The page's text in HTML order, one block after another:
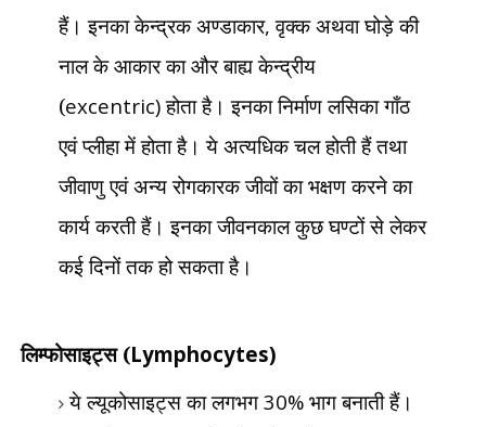
हैं। इनका केन्द्रक अण्डाकार,वृक्क अथवा घोड़े की
नाल के आकार का और बाह्य केन्द्रीय
(excentric)होता है। इनका निर्माण लसिका गाँठ
एवं प्लीहा में होता है। ये अत्यधिक चल होती हैं तथा
जीवाणु एवं अन्य रोगकारक जीवों का भक्षण करने का
कार्य करती हैं। इनका जीवनकाल कुछ घण्टों से लेकर
कई दिनों तक हो सकता है।
लिम्फोसाइट्स (Lymphocytes)
ये ल्यूकोसाइट्स का लगभग 30%भाग बनाती हैं।